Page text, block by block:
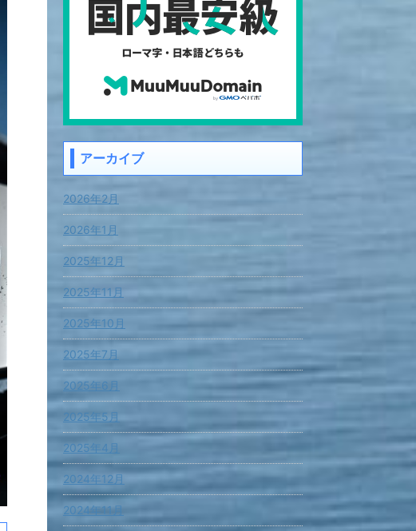
アーカイブ
2026年2月
2026年1月
2025年12月
2025年11月
2025年10月
2025年7月
2025年6月
2025年5月
2025年4月
2024年12月
2024年11月